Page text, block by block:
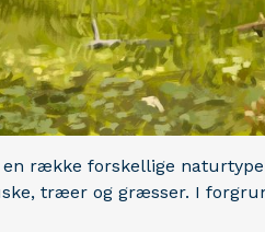
række forskellige
træer og græsser. I